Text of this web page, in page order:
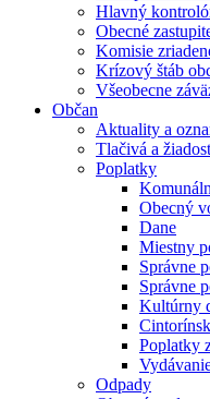
Hlavný
Obecné
Komisie
Krízový štáb
Všeobecne
Občan
Aktuality a
Tlačivá a
Poplatky
Obecný
Dane
Miestny
Správne
Správne
Kultúrny
Poplatky
Odpady